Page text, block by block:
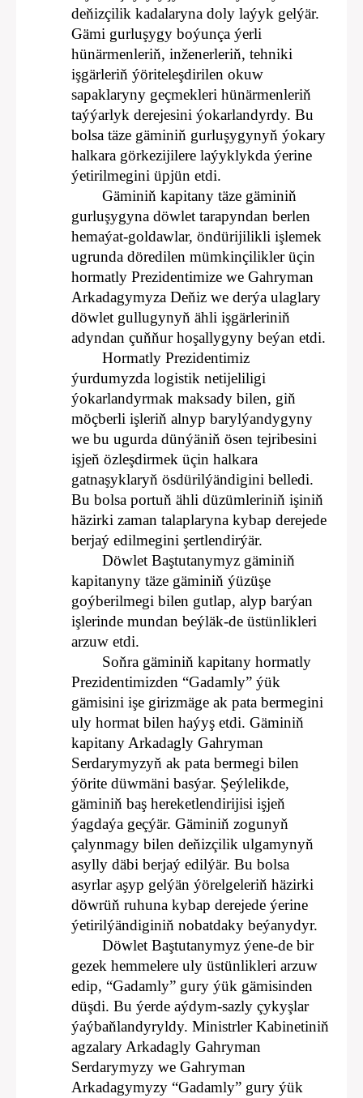
deňizçilik kadalaryna doly laýyk gelýär.
Gämi gurluşygy boýunça ýerli
hünärmenleriň, inženerleriň, tehniki
işgärleriň ýöriteleşdirilen okuw
sapaklaryny geçmekleri hünärmenleriň
taýýarlyk derejesini ýokarlandyrdy. Bu
bolsa täze gäminiň gurluşygynyň ýokary
halkara görkezijilere laýyklykda ýerine
ýetirilmegini üpjün etdi.
Gäminiň kapitany täze gäminiň
gurluşygyna döwlet tarapyndan berlen
hemaýat-goldawlar, öndürijilikli işlemek
ugrunda döredilen mümkinçilikler üçin
hormatly Prezidentimize we Gahryman
Arkadagymyza Deňiz we derýa ulaglary
döwlet gullugynyň ähli işgärleriniň
adyndan çuňňur hoşallygyny beýan etdi.
Hormatly Prezidentimiz
ýurdumyzda logistik netijeliligi
ýokarlandyrmak maksady bilen, giň
möçberli işleriň alnyp barylýandygyny
we bu ugurda dünýäniň ösen tejribesini
işjeň özleşdirmek üçin halkara
gatnaşyklaryň ösdürilýändigini belledi.
Bu bolsa portuň ähli düzümleriniň işiniň
häzirki zaman talaplaryna kybap derejede
berjaý edilmegini şertlendirýär.
Döwlet Baştutanymyz gäminiň
kapitanyny täze gäminiň ýüzüşe
goýberilmegi bilen gutlap, alyp barýan
işlerinde mundan beýläk-de üstünlikleri
arzuw etdi.
Soňra gäminiň kapitany hormatly
Prezidentimizden “Gadamly” ýük
gämisini işe girizmäge ak pata bermegini
uly hormat bilen haýyş etdi. Gäminiň
kapitany Arkadagly Gahryman
Serdarymyzyň ak pata bermegi bilen
ýörite düwmäni basýar. Şeýlelikde,
gäminiň baş hereketlendirijisi işjeň
ýagdaýa geçýär. Gäminiň zogunyň
çalynmagy bilen deňizçilik ulgamynyň
asylly däbi berjaý edilýär. Bu bolsa
asyrlar aşyp gelýän ýörelgeleriň häzirki
döwrüň ruhuna kybap derejede ýerine
ýetirilýändiginiň nobatdaky beýanydyr.
Döwlet Baştutanymyz ýene-de bir
gezek hemmelere uly üstünlikleri arzuw
edip, “Gadamly” gury ýük gämisinden
düşdi. Bu ýerde aýdym-sazly çykyşlar
ýaýbaňlandyryldy. Ministrler Kabinetiniň
agzalary Arkadagly Gahryman
Serdarymyzy we Gahryman
Arkadagymyzy “Gadamly” gury ýük